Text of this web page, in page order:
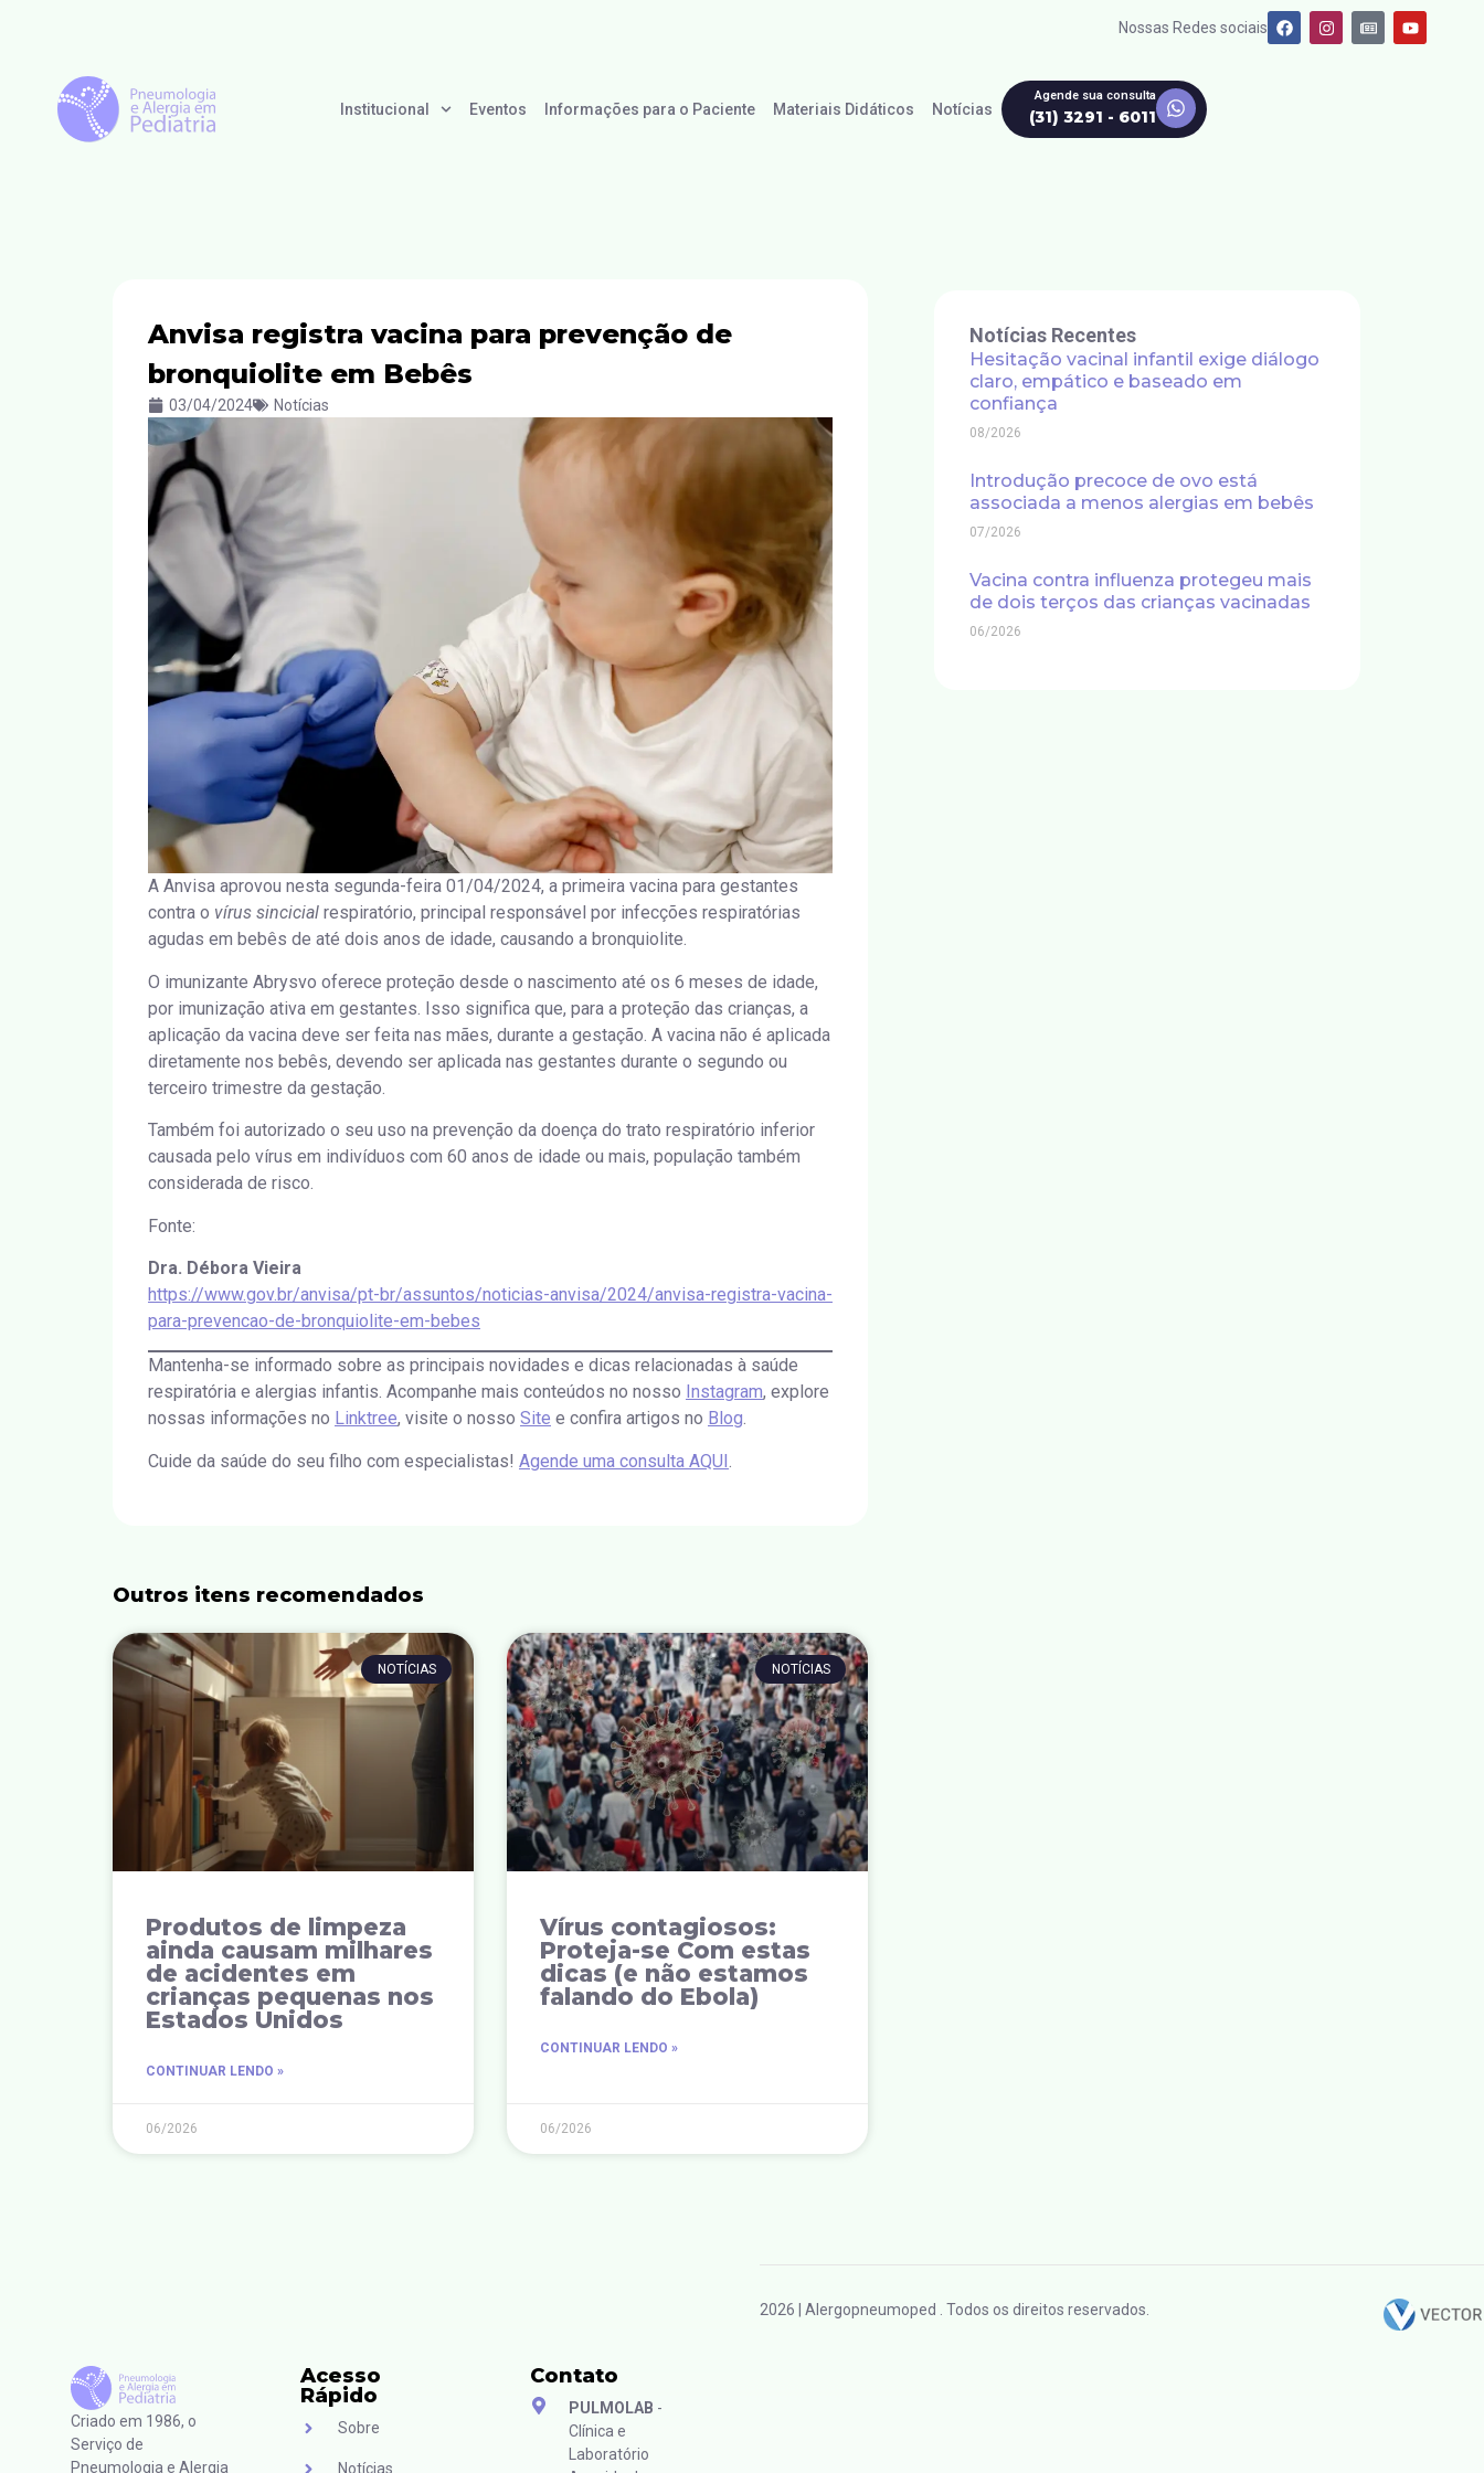
Nossas Redes sociais
Institucional Eventos Informações para o Paciente Materiais Didáticos Notícias
Agende sua consulta
(31) 3291 - 6011
Anvisa registra vacina para prevenção de
bronquiolite em Bebês
03/04/2024 Notícias
A Anvisa aprovou nesta segunda-feira 01/04/2024, a primeira vacina para gestantes
contra o vírus sincicial respiratório, principal responsável por infecções respiratórias
agudas em bebês de até dois anos de idade, causando a bronquiolite.
O imunizante Abrysvo oferece proteção desde o nascimento até os 6 meses de idade,
por imunização ativa em gestantes. Isso significa que, para a proteção das crianças, a
aplicação da vacina deve ser feita nas mães, durante a gestação. A vacina não é aplicada
diretamente nos bebês, devendo ser aplicada nas gestantes durante o segundo ou
terceiro trimestre da gestação.
Também foi autorizado o seu uso na prevenção da doença do trato respiratório inferior
causada pelo vírus em indivíduos com 60 anos de idade ou mais, população também
considerada de risco.
Fonte:
Dra. Débora Vieira
https://www.gov.br/anvisa/pt-br/assuntos/noticias-anvisa/2024/anvisa-registra-vacina-
para-prevencao-de-bronquiolite-em-bebes
Mantenha-se informado sobre as principais novidades e dicas relacionadas à saúde
respiratória e alergias infantis. Acompanhe mais conteúdos no nosso Instagram, explore
nossas informações no Linktree, visite o nosso Site e confira artigos no Blog.
Cuide da saúde do seu filho com especialistas! Agende uma consulta AQUI
Outros itens recomendados
NOTÍCIAS
Produtos de limpeza
ainda causam milhares
de acidentes em
crianças pequenas nos
Estados Unidos
CONTINUAR LENDO »
06/2026
NOTÍCIAS
Vírus contagiosos:
Proteja-se Com estas
dicas (e não estamos
falando do Ebola)
CONTINUAR LENDO »
06/2026
Notícias Recentes
Hesitação vacinal infantil exige diálogo
claro, empático e baseado em
confiança
08/2026
Introdução precoce de ovo está
associada a menos alergias em bebês
07/2026
Vacina contra influenza protegeu mais
de dois terços das crianças vacinadas
06/2026
Criado em 1986, o
Serviço de
Pneumologia e Alergia
Acesso
Rápido
Sobre
Notícias
Contato
PULMOLAB -
Clínica e
Laboratório
2026 | Alergopneumoped . Todos os direitos reservados.